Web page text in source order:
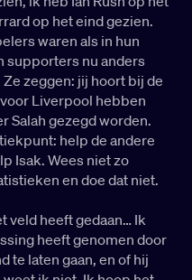
op het eind gezien.
waren als in hun
supporters nu anders
zeggen: jij hoort bij de
Liverpool hebben
Salah gezegd worden.
help de andere
Isak. Wees niet zo
en doe dat niet.
veld heeft gedaan… Ik
heeft genomen door
te laten gaan, en of hij